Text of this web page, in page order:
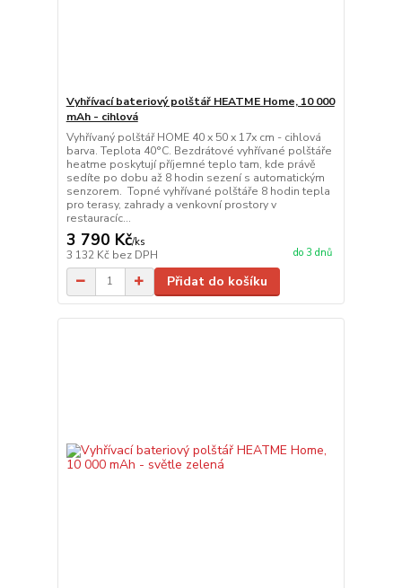
Vyhřívací bateriový polštář HEATME Home, 10 000
mAh - cihlová
Vyhřívaný polštář HOME 40 x 50 x 17x cm - cihlová
barva. Teplota 40°C. Bezdrátové vyhřívané polštáře
heatme poskytují příjemné teplo tam, kde právě
sedíte po dobu až 8 hodin sezení s automatickým
senzorem. Topné vyhřívané polštáře 8 hodin tepla
pro terasy, zahrady a venkovní prostory v
restauracíc...
3 790 Kč/ks
3 132 Kč bez DPH do 3 dnů
Přidat do košíku